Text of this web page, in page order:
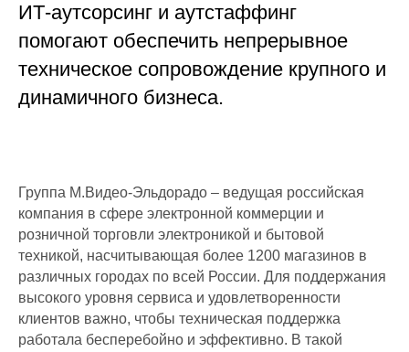
ИТ-аутсорсинг и аутстаффинг
помогают обеспечить непрерывное
техническое сопровождение крупного и
динамичного бизнеса.
Группа М.Видео-Эльдорадо – ведущая российская
компания в сфере электронной коммерции и
розничной торговли электроникой и бытовой
техникой, насчитывающая более 1200 магазинов в
различных городах по всей России. Для поддержания
высокого уровня сервиса и удовлетворенности
клиентов важно, чтобы техническая поддержка
работала бесперебойно и эффективно. В такой